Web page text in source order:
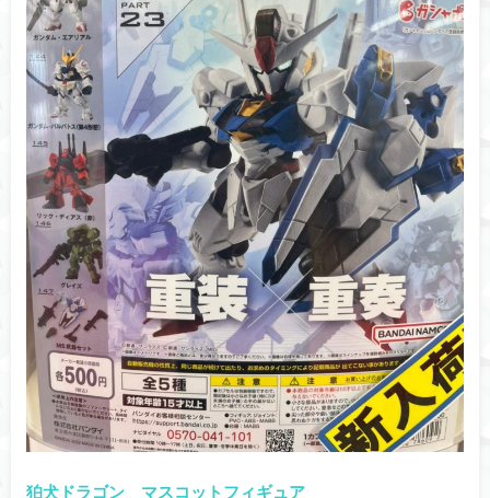
狛犬ドラゴン マスコットフィギュア